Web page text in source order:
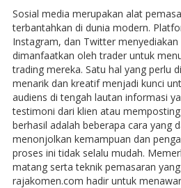
Sosial media merupakan alat
terbantahkan di dunia modern.
Instagram, dan Twitter
dimanfaatkan oleh trader untuk
trading mereka. Satu hal yang perlu
menarik dan kreatif menjadi kunci
audiens di tengah lautan informasi
testimoni dari klien atau
berhasil adalah beberapa cara yang
menonjolkan kemampuan dan
proses ini tidak selalu mudah.
matang serta teknik pemasaran
rajakomen.com hadir untuk